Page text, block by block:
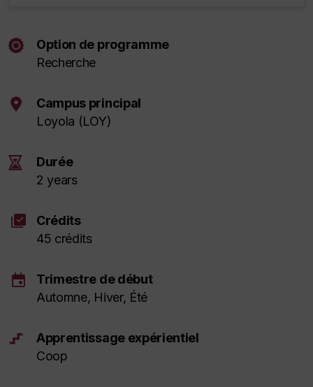
Option de programme
Recherche
Campus principal
Loyola (LOY)
Durée
2 years
library_add_check
Crédits
45 crédits
event
Trimestre de début
Automne, Hiver, Été
Apprentissage expérientiel
Coop